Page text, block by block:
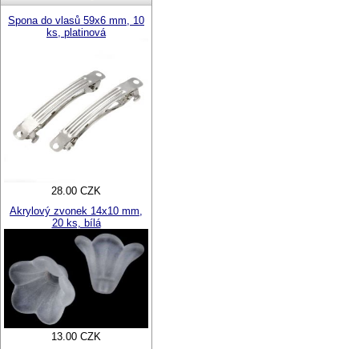
Spona do vlasů 59x6 mm, 10
ks, platinová
28.00 CZK
Akrylový zvonek 14x10 mm,
20 ks, bílá
13.00 CZK